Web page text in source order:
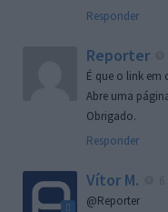
Responder
Reporter
É que o link em
Abre uma
Obrigado.
Responder
Vítor M.
@Reporter